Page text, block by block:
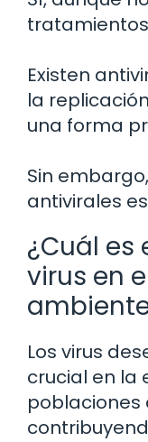
Existen
la
una forma
Sin
antivirales
¿Cuál es
virus en
Los virus
crucial en la
poblaciones